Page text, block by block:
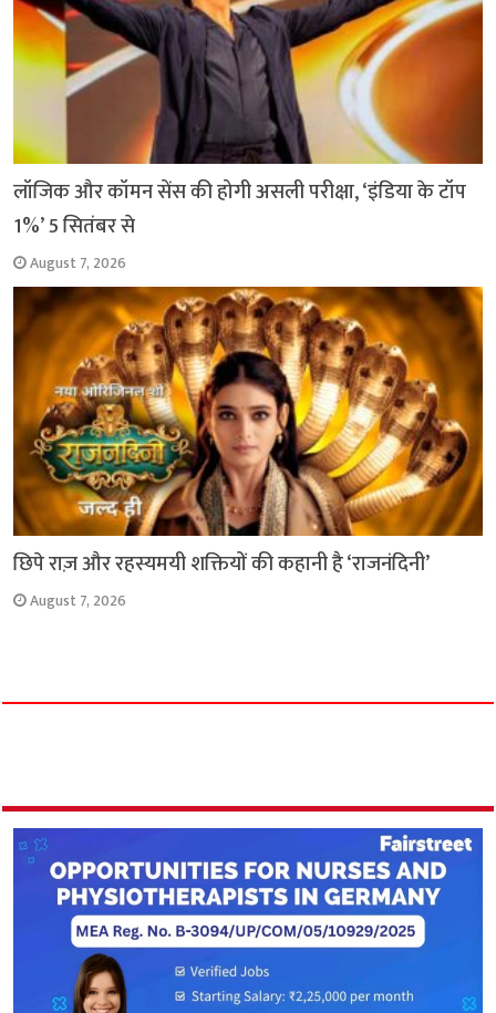
लॉजिक और कॉमन सेंस की होगी असली परीक्षा, ‘इंडिया के टॉप
1%’ 5 सितंबर से
August 7, 2026
छिपे राज़ और रहस्यमयी शक्तियों की कहानी है ‘राजनंदिनी’
August 7, 2026